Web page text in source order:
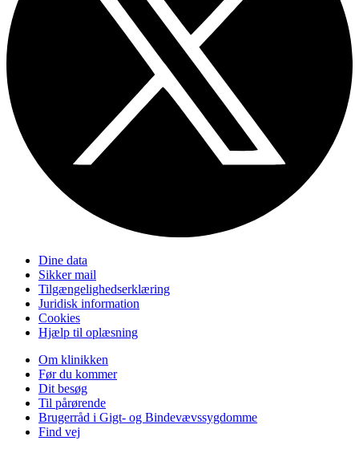
Dine data
Sikker mail
Tilgængelighedserklæring
Juridisk information
Cookies
Hjælp til oplæsning
Om klinikken
Før du kommer
Dit besøg
Til pårørende
Brugerråd i Gigt- og Bindevævssygdomme
Find vej